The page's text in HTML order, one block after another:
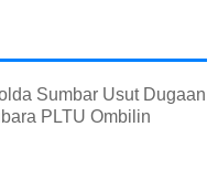
Sumbar Usut Dugaan
PLTU Ombilin